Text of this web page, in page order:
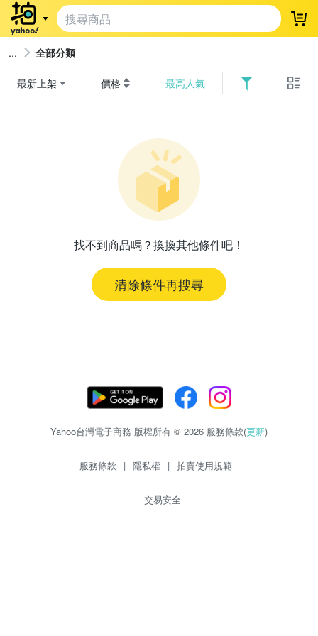
登
全部分類
最新上架 價格 最高人氣
找不到商品嗎？換換其他條件吧！
清除條件再搜尋
Yahoo台灣電子商務 版權所有 © 2026 服務條款(更新)
服務條款 | 隱私權 | 拍賣使用規範
交易安全